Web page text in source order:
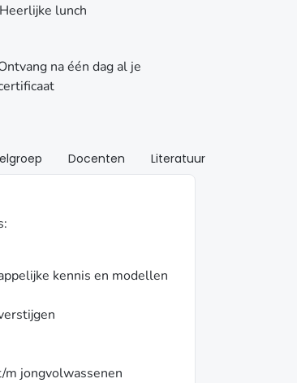
Heerlijke lunch
na één dag al je
Docenten Literatuur
kennis en modellen
jongvolwassenen